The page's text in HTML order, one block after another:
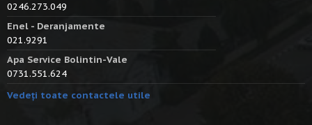
0246.273.049
Enel - Deranjamente
021.9291
Apa Service Bolintin-Vale
0731.551.624
Vedeți toate contactele utile